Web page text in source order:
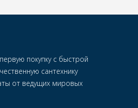
покупку с быстрой
сантехнику
от ведущих мировых